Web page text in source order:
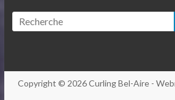
Copyright © 2026Curling Bel-Aire-